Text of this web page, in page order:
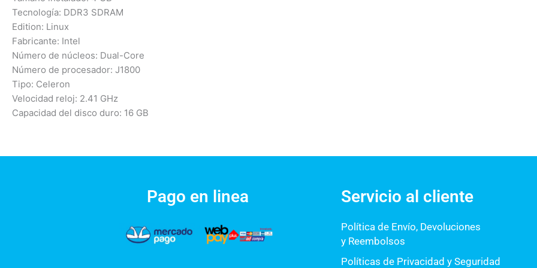
Tecnología: DDR3 SDRAM
Edition: Linux
Fabricante: Intel
Número de núcleos: Dual-Core
Número de procesador: J1800
Tipo: Celeron
Velocidad reloj: 2.41 GHz
Capacidad del disco duro: 16 GB
Pago en linea Servicio al cliente
Política de Envío, Devoluciones
y Reembolsos
Políticas de Privacidad y Seguridad